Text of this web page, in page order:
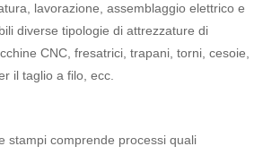
lavorazione, assemblaggio elettrico e
diverse tipologie di attrezzature di
CNC, fresatrici, trapani, torni, cesoie,
il taglio a filo, ecc.
stampi comprende processi quali